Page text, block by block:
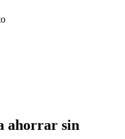
ahorrar sin